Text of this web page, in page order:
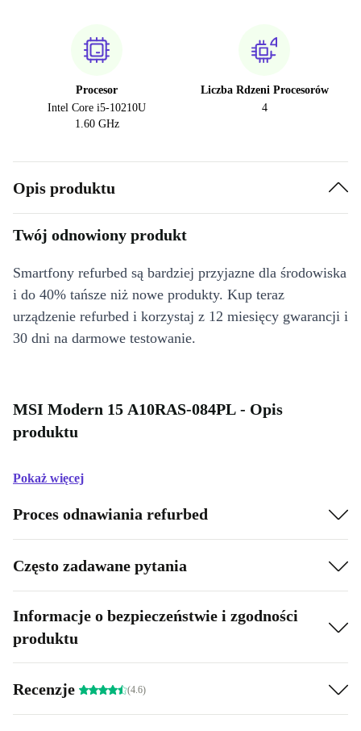
Procesor
Intel Core i5-10210U
1.60 GHz
Liczba Rdzeni Procesorów
4
Opis produktu
Twój odnowiony produkt
Smartfony refurbed są bardziej przyjazne dla środowiska
i do 40% tańsze niż nowe produkty. Kup teraz
urządzenie refurbed i korzystaj z 12 miesięcy gwarancji i
30 dni na darmowe testowanie.
MSI Modern 15 A10RAS-084PL - Opis
produktu
Pokaż więcej
Proces odnawiania refurbed
Często zadawane pytania
Informacje o bezpieczeństwie i zgodności
produktu
Recenzje (4.6)